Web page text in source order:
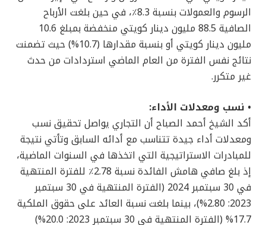
الرسوم والعمولات بنسبة 8.3٪، في حين بلغت الأرباح
الصافية 88.5 مليون دينار كويتي منخفضة بمبلغ 10.6
مليون دينار كويتي أو بنسبة مقدارها (10.7%) حيث تضمنت
نتائج نفس الفترة من العام الماضي استردادات من حدث
غير متكرر.
• نسب ومعدلات الأداء:
أكد الشيخ أحمد الصباح أن التجاري يواصل تحقيق نسب
ومعدلات أداء جيدة تتناسب مع أدائه السابق وتأتي نتيجة
للمبادرات الاستراتيجية التي اتخذها في السنوات الماضية،
إذ بلغ صافي هامش الفائدة نسبة 2.78٪ للفترة المنتهية
في 30 سبتمبر 2024 (الفترة المنتهية في 30 سبتمبر
2023: 2.80%)، بينما بلغت نسبة العائد على حقوق الملكية
17.7% (الفترة المنتهية في 30 سبتمبر 2023: 20.0%)